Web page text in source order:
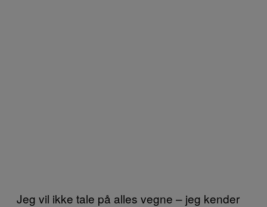
Jeg vil ikke tale på alles vegne – jeg kender